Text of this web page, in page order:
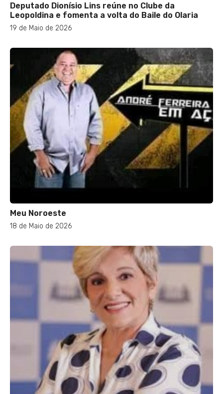
Deputado Dionísio Lins reúne no Clube da
Leopoldina e fomenta a volta do Baile do Olaria
19 de Maio de 2026
Meu Noroeste
18 de Maio de 2026